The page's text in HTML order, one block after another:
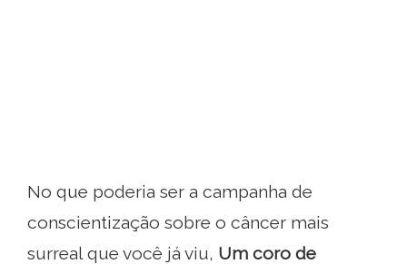
No que poderia ser a campanha de
conscientização sobre o câncer mais
surreal que você já viu, Um coro de